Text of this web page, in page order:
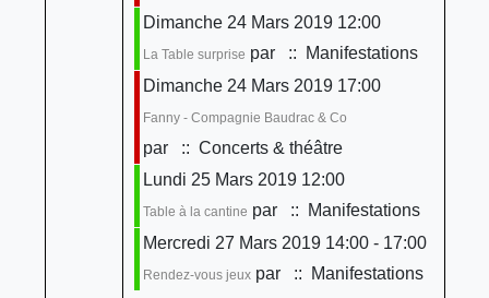
Dimanche 24 Mars 2019 12:00
La Table surprise par
:: Manifestations
Dimanche 24 Mars 2019 17:00
Fanny - Compagnie Baudrac & Co
par
:: Concerts & théâtre
Lundi 25 Mars 2019 12:00
Table à la cantine par
:: Manifestations
Mercredi 27 Mars 2019 14:00 - 17:00
Rendez-vous jeuxpar :: Manifestations